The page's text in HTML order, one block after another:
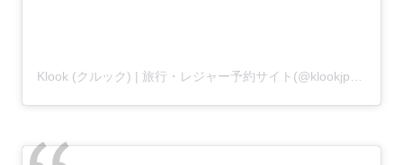
Klook (クルック) | 旅行・レジャー予約サイト(@klookjp)がシェアした投稿